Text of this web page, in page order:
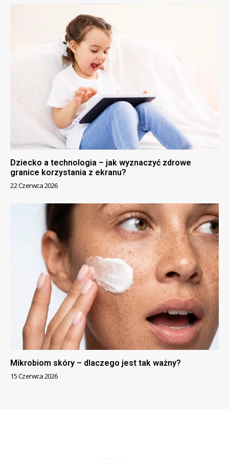
Dziecko a technologia – jak wyznaczyć zdrowe
granice korzystania z ekranu?
22 Czerwca 2026
Mikrobiom skóry – dlaczego jest tak ważny?
15 Czerwca 2026